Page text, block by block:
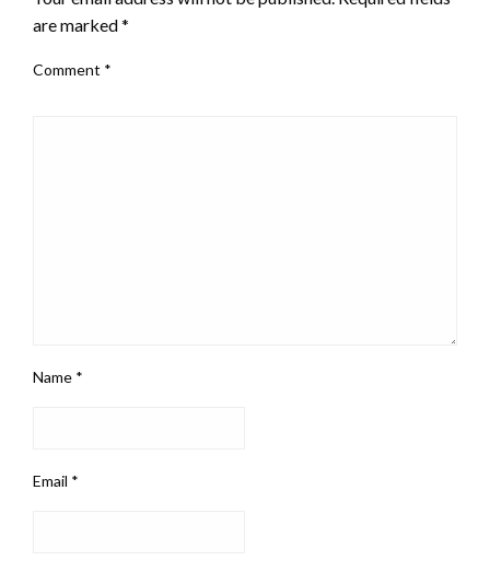
are marked*
Comment *
Name *
Email *